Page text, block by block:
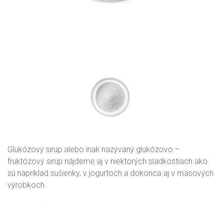
Glukózový sirup alebo inak nazývaný glukózovo –
fruktózový sirup nájdeme aj v niektorých sladkostiach ako
sú napríklad sušienky, v jogurtoch a dokonca aj v mäsových
výrobkoch.